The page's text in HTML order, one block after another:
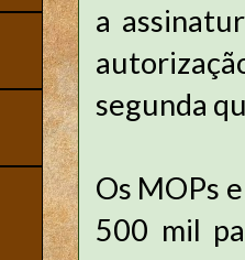
a
segunda
Os MOPs
500 mil